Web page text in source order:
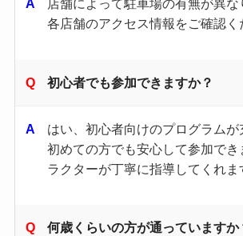
店舗によって駐車場の有無が異
各店舗のアクセス情報をご確認く
初心者でも参加できますか？
はい、初心者向けのプログラムが
初めての方でも安心して参加でき
ラクターが丁寧に指導してくれま
何歳くらいの方が通っていますか